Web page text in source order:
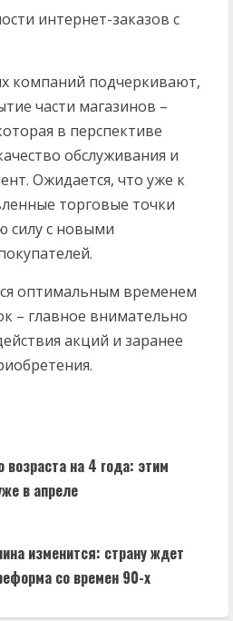
интернет-заказов с
компаний подчеркивают,
части магазинов –
в перспективе
обслуживания и
Ожидается, что уже к
торговые точки
силу с новыми
оптимальным временем
– главное внимательно
акций и заранее
на 4 года: этим
в апреле
изменится: страну ждет
со времен 90-х